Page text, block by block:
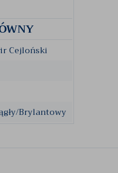
Cejloński
Brylantowy